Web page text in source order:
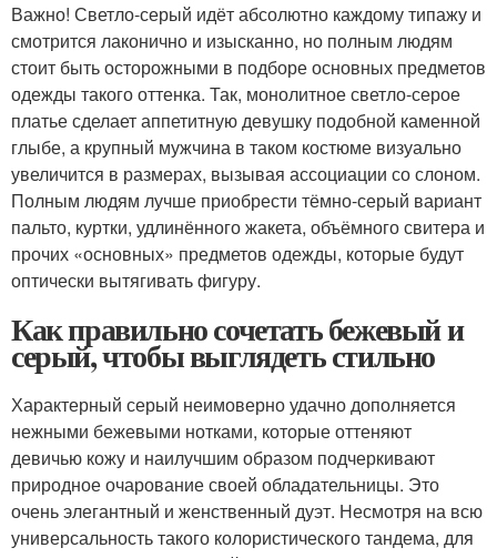
Важно! Светло-серый идёт абсолютно каждому типажу и
смотрится лаконично и изысканно, но полным людям
стоит быть осторожными в подборе основных предметов
одежды такого оттенка. Так, монолитное светло-серое
платье сделает аппетитную девушку подобной каменной
глыбе, а крупный мужчина в таком костюме визуально
увеличится в размерах, вызывая ассоциации со слоном.
Полным людям лучше приобрести тёмно-серый вариант
пальто, куртки, удлинённого жакета, объёмного свитера и
прочих «основных» предметов одежды, которые будут
оптически вытягивать фигуру.
Как правильно сочетать бежевый и
серый, чтобы выглядеть стильно
Характерный серый неимоверно удачно дополняется
нежными бежевыми нотками, которые оттеняют
девичью кожу и наилучшим образом подчеркивают
природное очарование своей обладательницы. Это
очень элегантный и женственный дуэт. Несмотря на всю
универсальность такого колористического тандема, для